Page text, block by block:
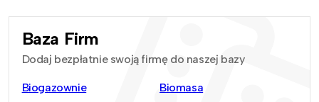
Baza Firm
Dodaj bezpłatnie swoją firmę do naszej bazy
Biogazownie
Biomasa